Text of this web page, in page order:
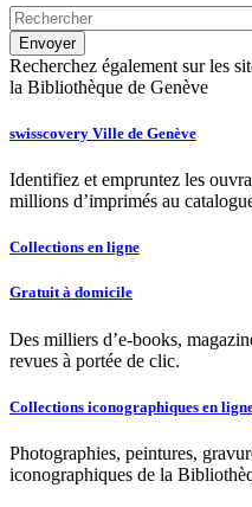
Recherchez également sur les
la Bibliothèque de Genève
swisscovery Ville de Genève
Identifiez et empruntez les
millions d’imprimés au
Collections en ligne
Gratuit à domicile
Des milliers d’e-books,
revues à portée de clic.
Collections iconographiques en
Photographies, peintures,
iconographiques de la